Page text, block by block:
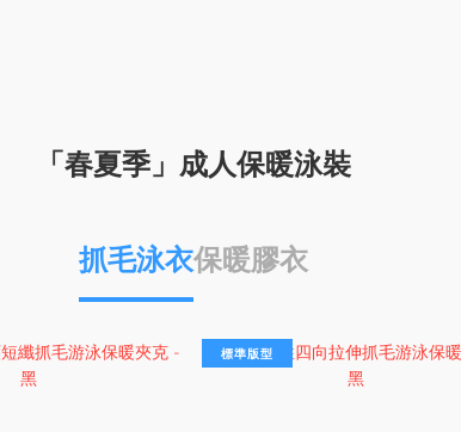
「春夏季」成人保暖泳裝
抓毛泳衣保暖膠衣
標準版型